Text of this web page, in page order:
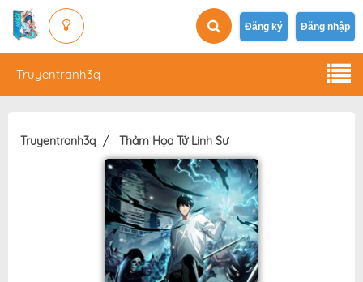
Đăng ký Đăng nhập
Truyentranh3q
Truyentranh3q Thảm Họa Tử Linh Sư